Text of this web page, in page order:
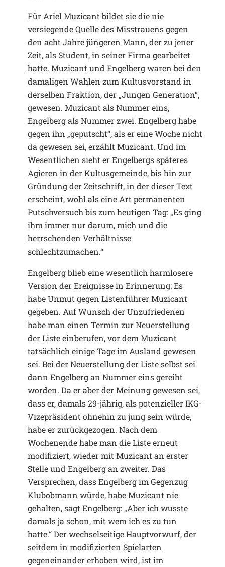
Für Ariel Muzicant bildet sie die nie
versiegende Quelle des Misstrauens gegen
den acht Jahre jüngeren Mann, der zu jener
Zeit, als Student, in seiner Firma gearbeitet
hatte. Muzicant und Engelberg waren bei den
damaligen Wahlen zum Kultusvorstand in
derselben Fraktion, der „Jungen Generation“,
gewesen. Muzicant als Nummer eins,
Engelberg als Nummer zwei. Engelberg habe
gegen ihn „geputscht“, als er eine Woche nicht
da gewesen sei, erzählt Muzicant. Und im
Wesentlichen sieht er Engelbergs späteres
Agieren in der Kultusgemeinde, bis hin zur
Gründung der Zeitschrift, in der dieser Text
erscheint, wohl als eine Art permanenten
Putschversuch bis zum heutigen Tag: „Es ging
ihm immer nur darum, mich und die
herrschenden Verhältnisse
schlechtzumachen.“
Engelberg blieb eine wesentlich harmlosere
Version der Ereignisse in Erinnerung: Es
habe Unmut gegen Listenführer Muzicant
gegeben. Auf Wunsch der Unzufriedenen
habe man einen Termin zur Neuerstellung
der Liste einberufen, vor dem Muzicant
tatsächlich einige Tage im Ausland gewesen
sei. Bei der Neuerstellung der Liste selbst sei
dann Engelberg an Nummer eins gereiht
worden. Da er aber der Meinung gewesen sei,
dass er, damals 29-jährig, als potenzieller IKG-
Vizepräsident ohnehin zu jung sein würde,
habe er zurückgezogen. Nach dem
Wochenende habe man die Liste erneut
modifiziert, wieder mit Muzicant an erster
Stelle und Engelberg an zweiter. Das
Versprechen, dass Engelberg im Gegenzug
Klubobmann würde, habe Muzicant nie
gehalten, sagt Engelberg: „Aber ich wusste
damals ja schon, mit wem ich es zu tun
hatte.“ Der wechselseitige Hauptvorwurf, der
seitdem in modifizierten Spielarten
gegeneinander erhoben wird, ist im